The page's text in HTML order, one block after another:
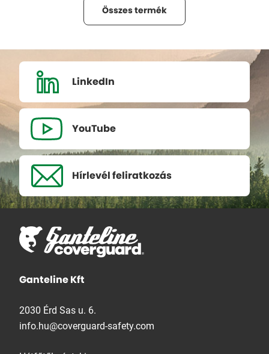
Összes termék
LinkedIn
YouTube
Hírlevél feliratkozás
Ganteline Kft
2030 Érd Sas u. 6.
info.hu@coverguard-safety.com